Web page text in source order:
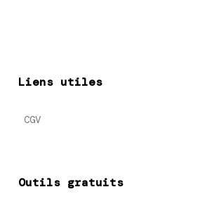
Liens utiles
CGV
Outils gratuits